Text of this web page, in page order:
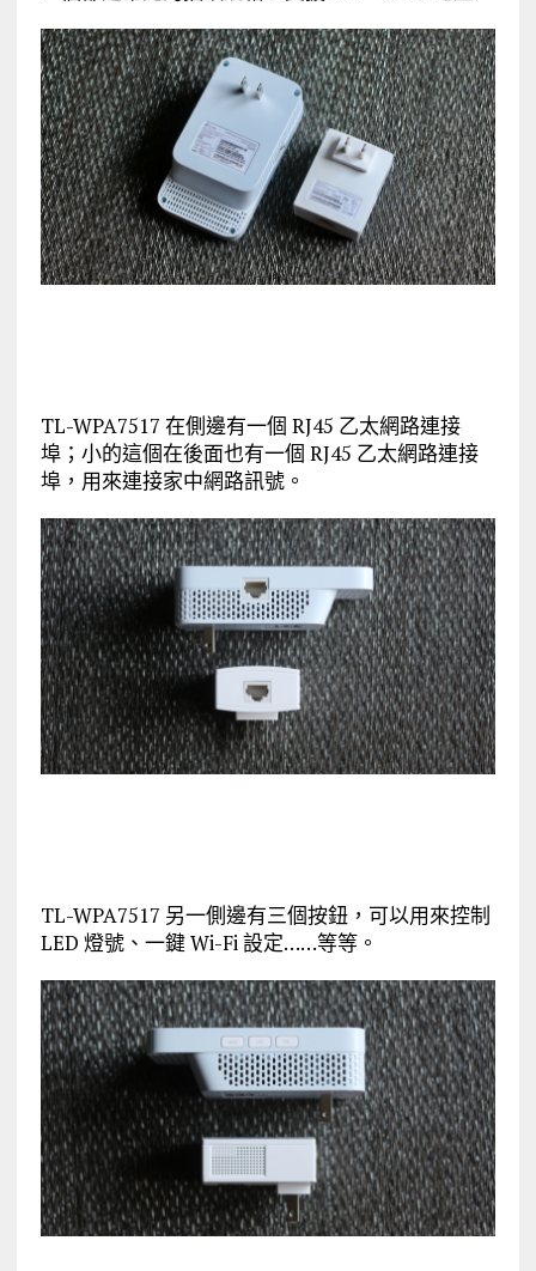
TL-WPA7517 在側邊有一個 RJ45 乙太網路連接
埠；小的這個在後面也有一個 RJ45 乙太網路連接
埠，用來連接家中網路訊號。
TL-WPA7517 另一側邊有三個按鈕，可以用來控制
LED 燈號、一鍵 Wi-Fi 設定……等等。